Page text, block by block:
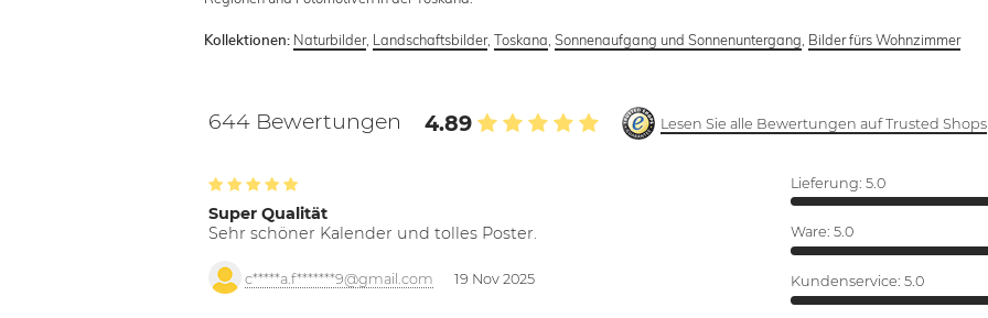
Kollektionen: Naturbilder, Landschaftsbilder,Toskana ,Sonnenaufgang und Sonnenuntergang Bilder fürs Wohnzimmer
644 Bewertungen 4.89 Lesen Sie alle Bewertungen auf Trusted Shops
Super Qualität
Sehr schöner Kalender und tolles Poster.
c*****a.f*******9@gmail.com 19 Nov 2025
Lieferung: 5.0
Ware: 5.0
Kundenservice: 5.0